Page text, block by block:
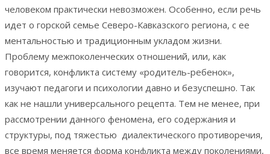
человеком практически невозможен. Особенно, если речь
идет о горской семье Северо-Кавказского региона, с ее
ментальностью и традиционным укладом жизни.
Проблему межпоколенческих отношений, или, как
говорится, конфликта систему «родитель-ребенок»,
изучают педагоги и психологии давно и безуспешно. Так
как не нашли универсального рецепта. Тем не менее, при
рассмотрении данного феномена, его содержания и
структуры, под тяжестью диалектического противоречия,
все время меняется форма конфликта между поколениями,